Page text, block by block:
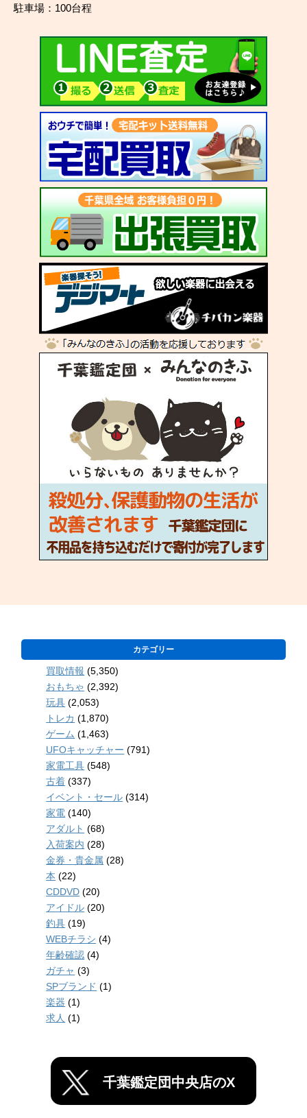
駐車場：100台程
カテゴリー
買取情報 (5,350)
おもちゃ (2,392)
玩具 (2,053)
トレカ (1,870)
ゲーム (1,463)
UFOキャッチャー (791)
家電工具 (548)
古着 (337)
イベント・セール (314)
家電 (140)
アダルト (68)
入荷案内 (28)
金券・貴金属 (28)
本 (22)
CDDVD (20)
アイドル (20)
釣具 (19)
WEBチラシ (4)
年齢確認 (4)
ガチャ (3)
SPブランド (1)
楽器 (1)
求人 (1)
千葉鑑定団中央店のX